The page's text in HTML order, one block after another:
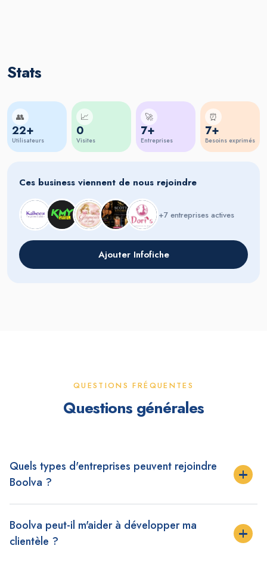
Stats
👥
22+
Utilisateurs
📈
0
Visites
🚀
7+
Entreprises
⏰
7+
Besoins exprimés
Ces business viennent de nous rejoindre
+7 entreprises actives
Ajouter Infofiche
QUESTIONS FRÉQUENTES
Questions générales
Quels types d'entreprises peuvent rejoindre
Boolva ?
peut créer une infofiche : commerces, artisans,
prestataires, restaurants, et bien plus encore.
Boolva peut-il m'aider à développer ma
clientèle ?